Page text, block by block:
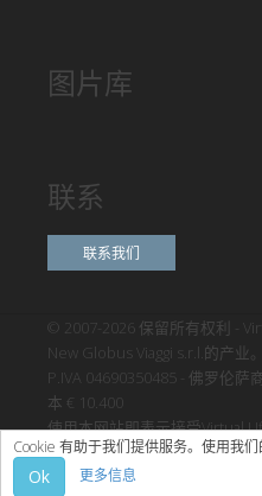
图片库
联系
联系我们
© 2007-2026 保留所有权利 -
New Globus Viaggi s.r.l.的产业。
P.IVA 04690350485 - 佛罗伦萨
本 € 10.400
使用本网站即表示接受Virtual
Cookie 有助于我们提供服务。使用我
Ok 更多信息